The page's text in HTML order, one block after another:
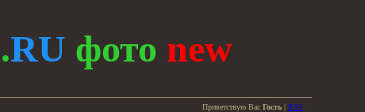
.RU фото new
Приветствую Вас Гость | RSS